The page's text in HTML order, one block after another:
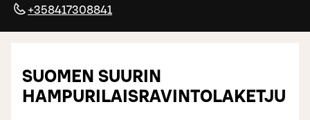
+358417308841
SUOMEN SUURIN
HAMPURILAISRAVINTOLAKETJU